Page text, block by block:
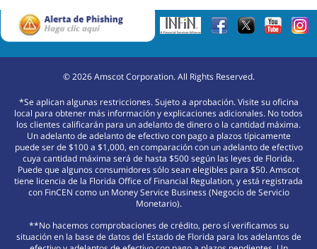
©2026Amscot Corporation. All Rights Reserved.
*Se aplican algunas restricciones. Sujeto a aprobación. Visite su oficina
local para obtener más información y explicaciones adicionales. No todos
los clientes calificarán para un adelanto de dinero o la cantidad máxima.
Un adelanto de adelanto de efectivo con pago a plazos típicamente
puede ser de $100 a $1,000, en comparación con un adelanto de efectivo
cuya cantidad máxima será de hasta $500 según las leyes de Florida.
Puede que algunos consumidores sólo sean elegibles para $50. Amscot
tiene licencia de la Florida Office of Financial Regulation, y está registrada
con FinCEN como un Money Service Business (Negocio de Servicio
Monetario).
**No hacemos comprobaciones de crédito, pero sí verificamos su
situación en la base de datos del Estado de Florida para los adelantos de